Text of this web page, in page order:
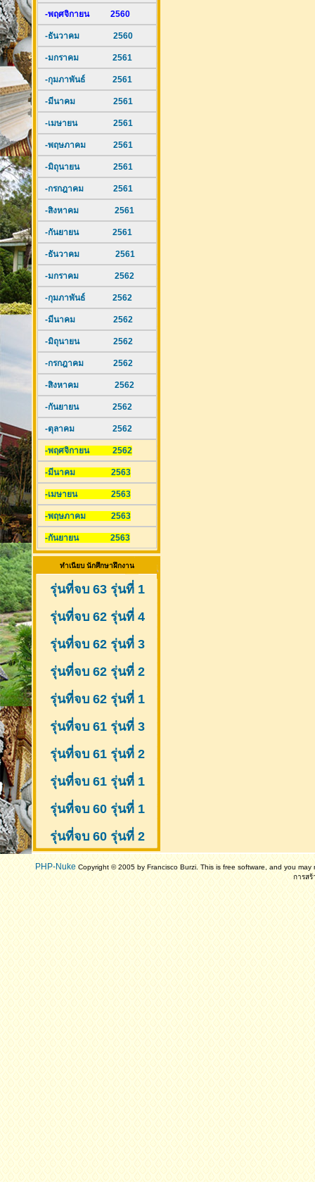
-พฤศจิกายน 2560
-ธันวาคม 2560
-มกราคม 2561
-กุมภาพันธ์ 2561
-มีนาคม 2561
-เมษายน 2561
-พฤษภาคม 2561
-มิถุนายน 2561
-กรกฎาคม 2561
-สิงหาคม 2561
-กันยายน 2561
-ธันวาคม 2561
-มกราคม 2562
-กุมภาพันธ์ 2562
-มีนาคม 2562
-มิถุนายน 2562
-กรกฎาคม 2562
-สิงหาคม 2562
-กันยายน 2562
-ตุลาคม 2562
-พฤศจิกายน 2562
-มีนาคม 2563
-เมษายน 2563
-พฤษภาคม 2563
-กันยายน 2563
ทำเนียบ นักศึกษาฝึกงาน
รุ่นที่จบ 63 รุ่นที่ 1
รุ่นที่จบ 62 รุ่นที่ 4
รุ่นที่จบ 62 รุ่นที่ 3
รุ่นที่จบ 62 รุ่นที่ 2
รุ่นที่จบ 62 รุ่นที่ 1
รุ่นที่จบ 61 รุ่นที่ 3
รุ่นที่จบ 61 รุ่นที่ 2
รุ่นที่จบ 61รุ่นที่ 1
รุ่นที่จบ 60 รุ่นที่ 1
รุ่นที่จบ 60 รุ่นที่ 2
PHP-NukeCopyright © 2005 by Francisco Burzi. This is free software, and you
การส